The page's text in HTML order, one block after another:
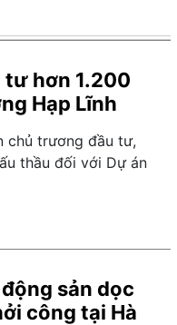
tư hơn 1.200
Hạp Lĩnh
chủ trương đầu tư,
thầu đối với Dự án
sản dọc
công tại Hà